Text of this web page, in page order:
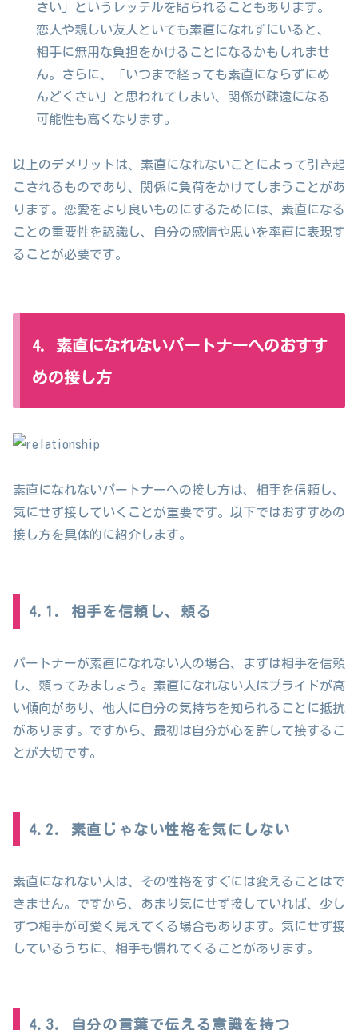
さい」というレッテルを貼られることもあります。
恋人や親しい友人といても素直になれずにいると、
相手に無用な負担をかけることになるかもしれませ
ん。さらに、「いつまで経っても素直にならずにめ
んどくさい」と思われてしまい、関係が疎遠になる
可能性も高くなります。
以上のデメリットは、素直になれないことによって引き起
こされるものであり、関係に負荷をかけてしまうことがあ
ります。恋愛をより良いものにするためには、素直になる
ことの重要性を認識し、自分の感情や思いを率直に表現す
ることが必要です。
4. 素直になれないパートナーへのおすす
めの接し方
素直になれないパートナーへの接し方は、相手を信頼し、
気にせず接していくことが重要です。以下ではおすすめの
接し方を具体的に紹介します。
4.1. 相手を信頼し、頼る
パートナーが素直になれない人の場合、まずは相手を信頼
し、頼ってみましょう。素直になれない人はプライドが高
い傾向があり、他人に自分の気持ちを知られることに抵抗
があります。ですから、最初は自分が心を許して接するこ
とが大切です。
4.2. 素直じゃない性格を気にしない
素直になれない人は、その性格をすぐには変えることはで
きません。ですから、あまり気にせず接していれば、少し
ずつ相手が可愛く見えてくる場合もあります。気にせず接
しているうちに、相手も慣れてくることがあります。
4.3. 自分の言葉で伝える意識を持つ